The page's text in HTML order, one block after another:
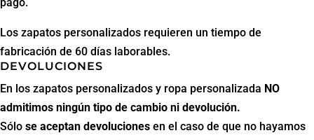
pago.
Los zapatos personalizados requieren un tiempo de
fabricación de 60 días laborables.
DEVOLUCIONES
En los zapatos personalizados y ropa personalizada NO
admitimos ningún tipo de cambio ni devolución.
Sólo se aceptan devoluciones en el caso de que no hayamos